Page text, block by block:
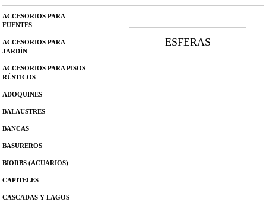
ACCESORIOS PARA
FUENTES
ACCESORIOS PARA
JARDÍN
ACCESORIOS PARA PISOS
RÚSTICOS
ADOQUINES
BALAUSTRES
BANCAS
BASUREROS
BIORBS (ACUARIOS)
CAPITELES
CASCADAS Y LAGOS
ESFERAS